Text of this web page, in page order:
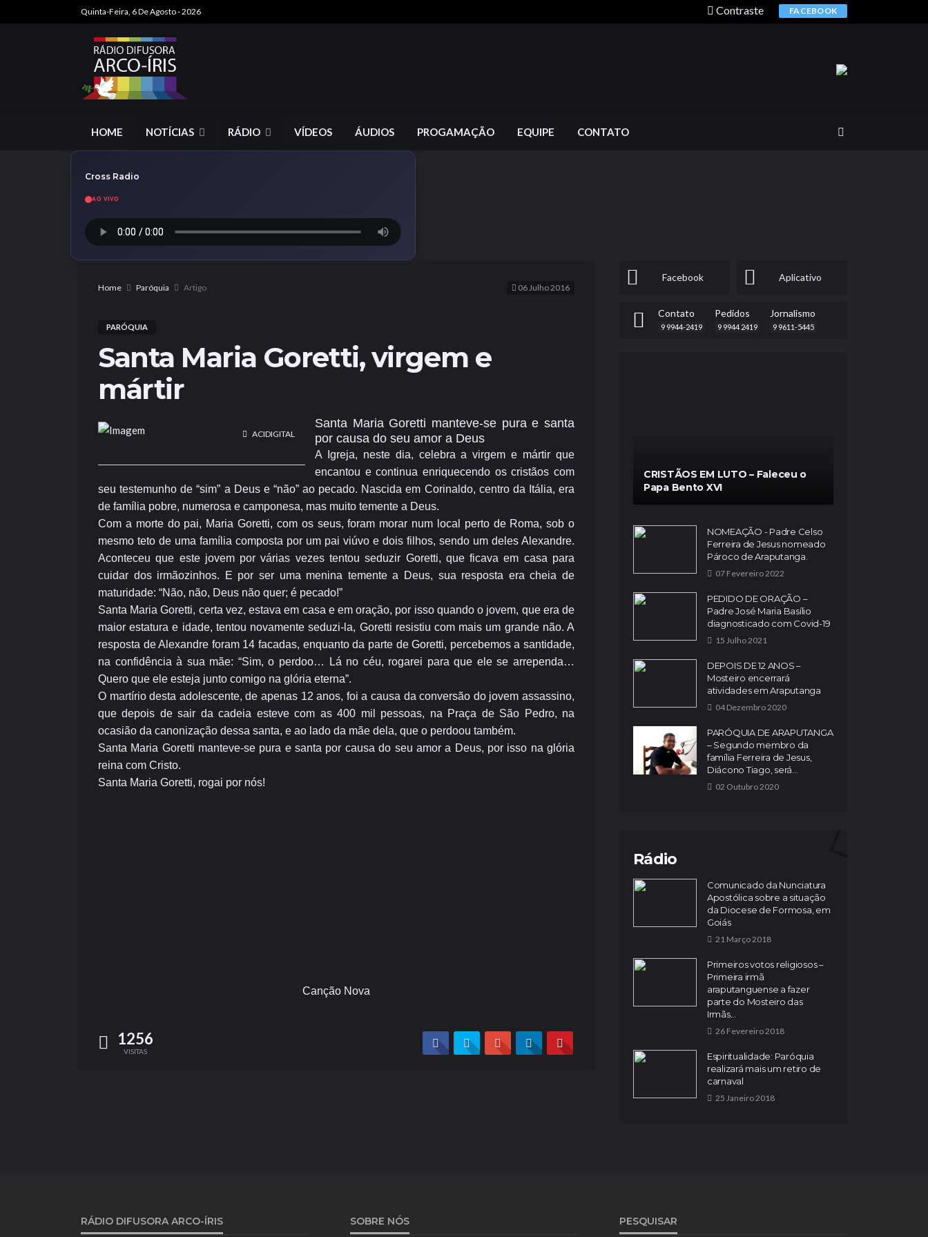
Quinta-Feira, 6 De Agosto - 2026 Contraste FACEBOOK
HOME NOTÍCIAS RÁDIO VÍDEOS ÁUDIOS PROGAMAÇÃO EQUIPE CONTATO
Cross Radio
AO VIVO
Home Paróquia Artigo 06 Julho 2016
PARÓQUIA
Santa Maria Goretti, virgem e
mártir
ACIDIGITAL
Santa Maria Goretti manteve-se pura e santa
por causa do seu amor a Deus
A Igreja, neste dia, celebra a virgem e mártir que
encantou e continua enriquecendo os cristãos com
seu testemunho de “sim” a Deus e “não” ao pecado. Nascida em Corinaldo, centro da Itália, era
de família pobre, numerosa e camponesa, mas muito temente a Deus.
Com a morte do pai, Maria Goretti, com os seus, foram morar num local perto de Roma, sob o
mesmo teto de uma família composta por um pai viúvo e dois filhos, sendo um deles Alexandre.
Aconteceu que este jovem por várias vezes tentou seduzir Goretti, que ficava em casa para
cuidar dos irmãozinhos. E por ser uma menina temente a Deus, sua resposta era cheia de
maturidade: “Não, não, Deus não quer; é pecado!”
Santa Maria Goretti, certa vez, estava em casa e em oração, por isso quando o jovem, que era de
maior estatura e idade, tentou novamente seduzi-la, Goretti resistiu com mais um grande não. A
resposta de Alexandre foram 14 facadas, enquanto da parte de Goretti, percebemos a santidade,
na confidência à sua mãe: “Sim, o perdoo… Lá no céu, rogarei para que ele se arrependa…
Quero que ele esteja junto comigo na glória eterna”.
O martírio desta adolescente, de apenas 12 anos, foi a causa da conversão do jovem assassino,
que depois de sair da cadeia esteve com as 400 mil pessoas, na Praça de São Pedro, na
ocasião da canonização dessa santa, e ao lado da mãe dela, que o perdoou também.
Santa Maria Goretti manteve-se pura e santa por causa do seu amor a Deus, por isso na glória
reina com Cristo.
Santa Maria Goretti, rogai por nós!
Canção Nova
1256
VISITAS
Facebook Aplicativo
Contato
9 9944-2419
Pedidos
9 9944 2419
Jornalismo
9 9611-5445
CRISTÃOS EM LUTO – Faleceu o
Papa Bento XVI
NOMEAÇÃO - Padre Celso
Ferreira de Jesus nomeado
Pároco de Araputanga.
07 Fevereiro 2022
PEDIDO DE ORAÇÃO –
Padre José Maria Basílio
diagnosticado com Covid-19
15 Julho 2021
DEPOIS DE 12 ANOS –
Mosteiro encerrará
atividades em Araputanga
04 Dezembro 2020
PARÓQUIA DE ARAPUTANGA
– Segundo membro da
família Ferreira de Jesus,
Diácono Tiago, será...
02 Outubro 2020
Rádio
Comunicado da Nunciatura
Apostólica sobre a situação
da Diocese de Formosa, em
Goiás
21 Março 2018
Primeiros votos religiosos –
Primeira irmã
araputanguense a fazer
parte do Mosteiro das
Irmãs...
26 Fevereiro 2018
Espiritualidade: Paróquia
realizará mais um retiro de
carnaval
25 Janeiro 2018
RÁDIO DIFUSORA ARCO-ÍRIS SOBRE NÓS PESQUISAR